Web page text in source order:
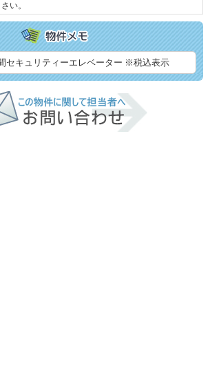
さい。
セキュリティーエレベーター ※税込表示